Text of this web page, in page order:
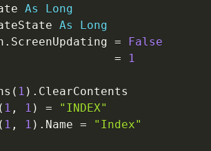
As
Long
As
Long
. ScreenUpdating =
False
=
1
( 1 ) . ClearContents
( 1 , 1 ) =
"INDEX"
( 1 , 1 ) . Name =
"Index"